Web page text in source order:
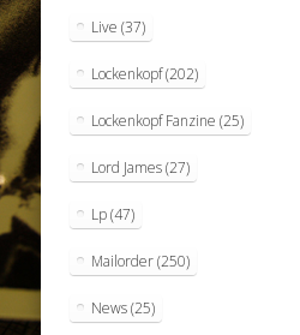
Live (37)
Lockenkopf(202)
Lockenkopf Fanzine (25)
Lord James(27)
Lp(47)
Mailorder(250)
News(25)